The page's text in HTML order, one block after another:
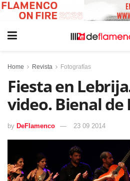
Home Revista Fotografías
Fiesta en
video. Bienal de
by DeFlamenco 23 09 2014